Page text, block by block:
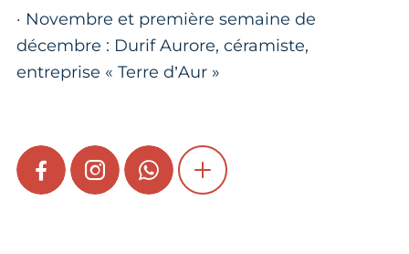
· Novembre et première semaine de
décembre : Durif Aurore, céramiste,
entreprise « Terre d’Aur »
FACEBOOKINSTAGRAMWHATSAPPSHOW MORE